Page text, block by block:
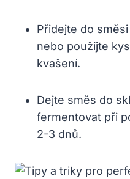
Přidejte do
nebo použijte
kvašení.
Dejte směs do
fermentovat při
2-3 dnů.